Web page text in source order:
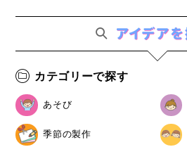
カテゴリーで探す
あそび
季節の製作